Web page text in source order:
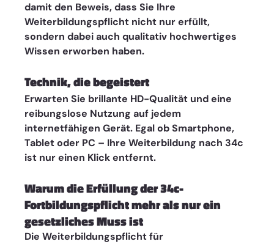
damit den Beweis, dass Sie Ihre
Weiterbildungspflicht nicht nur erfüllt,
sondern dabei auch qualitativ hochwertiges
Wissen erworben haben.
Technik, die begeistert
Erwarten Sie brillante HD-Qualität und eine
reibungslose Nutzung auf jedem
internetfähigen Gerät. Egal ob Smartphone,
Tablet oder PC – Ihre Weiterbildung nach 34c
ist nur einen Klick entfernt.
Warum die Erfüllung der 34c-
Fortbildungspflicht mehr als nur ein
gesetzliches Muss ist
Die Weiterbildungspflicht für